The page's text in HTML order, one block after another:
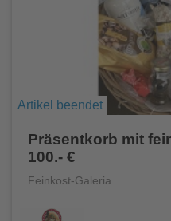
Artikel beendet
Präsentkorb mit
100.- €
Feinkost-Galeria